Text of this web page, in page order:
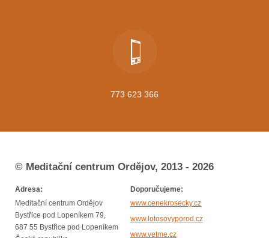
773 623 366
© Meditační centrum Ordějov, 2013 - 2026
Adresa:
Meditační centrum Ordějov
Bystřice pod Lopeníkem 79,
687 55 Bystřice pod Lopeníkem
Doporučujeme:
www.cenekrosecky.cz
www.lotosovyporod.cz
www.vetme.cz